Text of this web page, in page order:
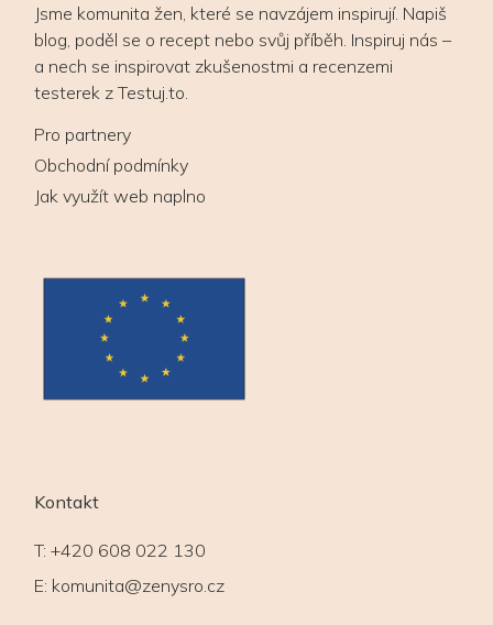
Jsme komunita žen, které se navzájem inspirují. Napiš
blog, poděl se o recept nebo svůj příběh. Inspiruj nás –
a nech se inspirovat zkušenostmi a recenzemi
testerek z Testuj.to.
Pro partnery
Obchodní podmínky
Jak využít web naplno
Kontakt
T: +420 608 022 130
E: komunita@zenysro.cz